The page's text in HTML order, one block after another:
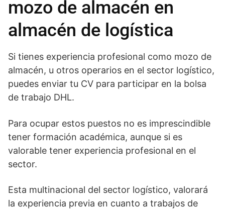
mozo de almacén en
almacén de logística
Si tienes experiencia profesional como mozo de
almacén, u otros operarios en el sector logístico,
puedes enviar tu CV para participar en la bolsa
de trabajo DHL.
Para ocupar estos puestos no es imprescindible
tener formación académica, aunque si es
valorable tener experiencia profesional en el
sector.
Esta multinacional del sector logístico, valorará
la experiencia previa en cuanto a trabajos de